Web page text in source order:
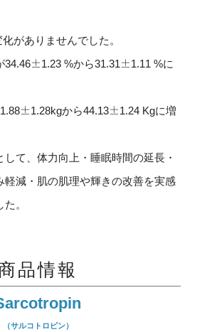
がありませんでした。
%から31.31±1.11 %に
から44.13±1.24 Kgに増
て、体力向上・睡眠時間の延長・
軽減・肌の肌理や輝きの改善を実感
。
品情報
（サルコトロピン）